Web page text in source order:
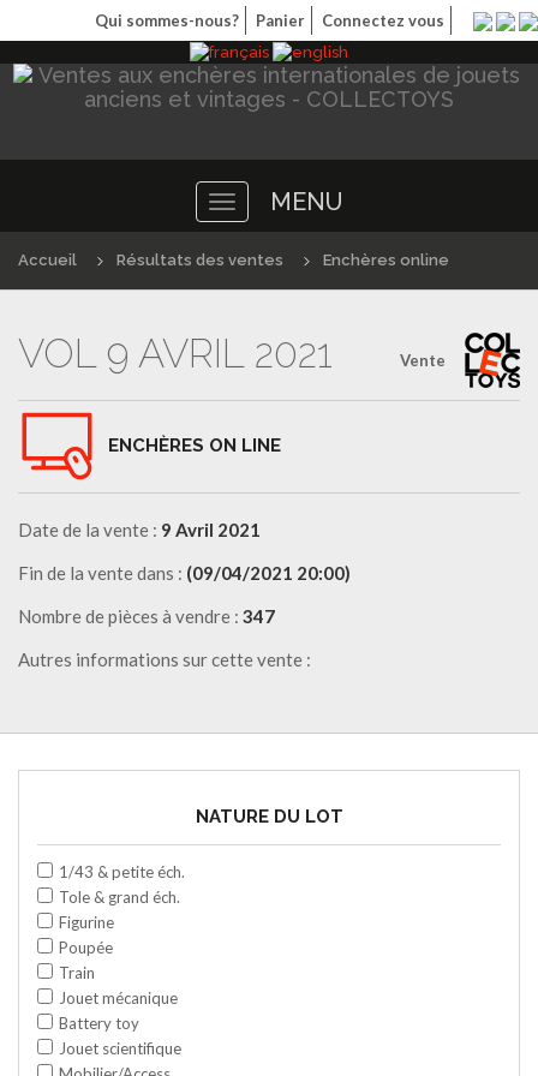
Qui sommes-nous? Panier Connectez vous
Toggle
navigation
MENU
Accueil Résultats des ventes Enchères online
Vente
VOL 9 AVRIL 2021
ENCHÈRES ON LINE
Date de la vente : 9 Avril 2021
Fin de la vente dans : (09/04/2021 20:00)
Nombre de pièces à vendre : 347
Autres informations sur cette vente :
NATURE DU LOT
1/43 & petite éch.
Tole & grand éch.
Figurine
Poupée
Train
Jouet mécanique
Battery toy
Jouet scientifique